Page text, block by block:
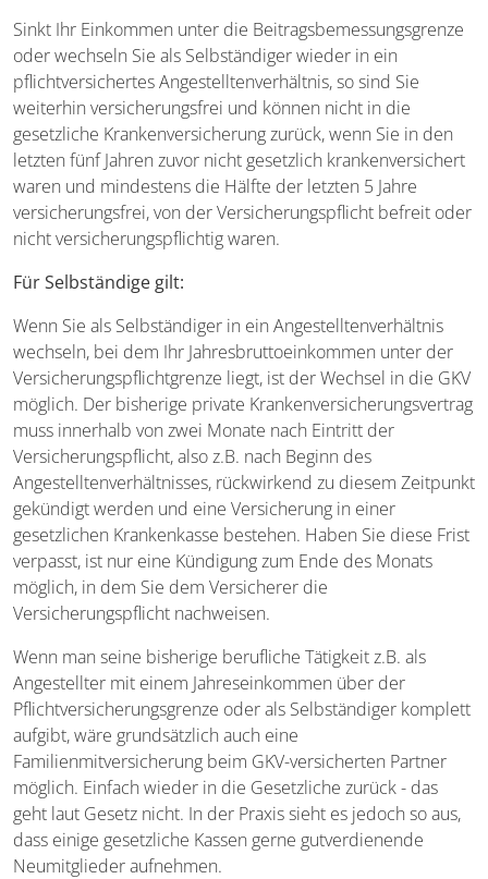
Sinkt Ihr Einkommen unter die Beitragsbemessungsgrenze
oder wechseln Sie als Selbständiger wieder in ein
pflichtversichertes Angestelltenverhältnis, so sind Sie
weiterhin versicherungsfrei und können nicht in die
gesetzliche Krankenversicherung zurück, wenn Sie in den
letzten fünf Jahren zuvor nicht gesetzlich krankenversichert
waren und mindestens die Hälfte der letzten 5 Jahre
versicherungsfrei, von der Versicherungspflicht befreit oder
nicht versicherungspflichtig waren.
Für Selbständige gilt:
Wenn Sie als Selbständiger in ein Angestelltenverhältnis
wechseln, bei dem Ihr Jahresbruttoeinkommen unter der
Versicherungspflichtgrenze liegt, ist der Wechsel in die GKV
möglich. Der bisherige private Krankenversicherungsvertrag
muss innerhalb von zwei Monate nach Eintritt der
Versicherungspflicht, also z.B. nach Beginn des
Angestelltenverhältnisses, rückwirkend zu diesem Zeitpunkt
gekündigt werden und eine Versicherung in einer
gesetzlichen Krankenkasse bestehen. Haben Sie diese Frist
verpasst, ist nur eine Kündigung zum Ende des Monats
möglich, in dem Sie dem Versicherer die
Versicherungspflicht nachweisen.
Wenn man seine bisherige berufliche Tätigkeit z.B. als
Angestellter mit einem Jahreseinkommen über der
Pflichtversicherungsgrenze oder als Selbständiger komplett
aufgibt, wäre grundsätzlich auch eine
Familienmitversicherung beim GKV-versicherten Partner
möglich. Einfach wieder in die Gesetzliche zurück - das
geht laut Gesetz nicht. In der Praxis sieht es jedoch so aus,
dass einige gesetzliche Kassen gerne gutverdienende
Neumitglieder aufnehmen.